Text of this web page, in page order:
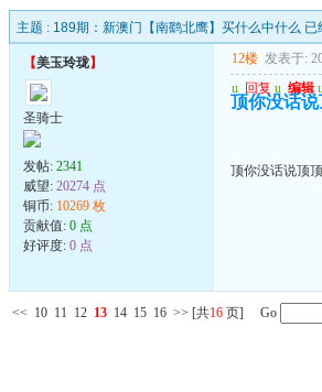
主题 : 189期：新澳门【南鹞北鹰】买什么中什么 已
【美玉玲珑】
圣骑士
发帖: 2341
威望: 20274 点
铜币: 10269 枚
贡献值: 0 点
好评度: 0 点
12楼 发表于:
u 回复 u 编辑
顶你没话说
顶你没话说顶
<< 10 11 12 13 14 15 16 >> [共16 页] Go